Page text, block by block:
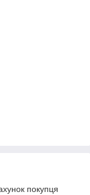
покупця